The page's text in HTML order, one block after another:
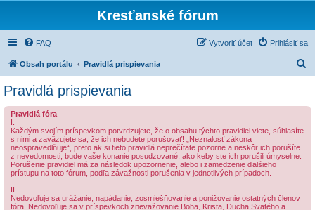
Kresťanské fórum
FAQ Prihlásiť sa
Vytvoriť účet
Obsah portálu Pravidlá prispievania
Pravidlá prispievania
Pravidlá fóra
I.
Každým svojím príspevkom potvrdzujete, že o obsahu týchto pravidiel viete, súhlasíte
s nimi a zaväzujete sa, že ich nebudete porušovať! „Neznalosť zákona
neospravedlňuje“, preto ak si tieto pravidlá neprečítate pozorne a neskôr ich porušíte
z nevedomosti, bude vaše konanie posudzované, ako keby ste ich porušili úmyselne.
Porušenie pravidiel má za následok upozornenie, alebo i zamedzenie ďalšieho
prístupu na toto fórum, podľa závažnosti porušenia v jednotlivých prípadoch.
II.
Nedovoľuje sa urážanie, napádanie, zosmiešňovanie a ponižovanie ostatných členov
fóra. Nedovoľuje sa v príspevkoch znevažovanie Boha, Krista, Ducha Svätého a